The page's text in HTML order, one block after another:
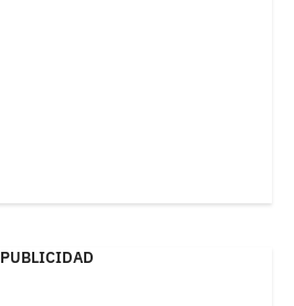
PUBLICIDAD